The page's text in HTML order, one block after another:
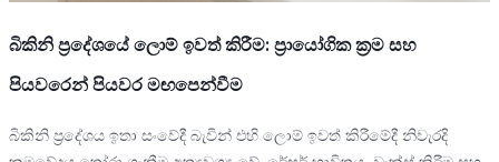
බිකිනි ප්‍රදේශයේ ලොම් ඉවත් කිරීම: ප්‍රායෝගික ක්‍රම සහ
පියවරෙන් පියවර මඟපෙන්වීම
බිකිනි ප්‍රදේශය ඉතා සංවේදී බැවින් එහි ලොම් ඉවත් කිරීමේදී නිවැරදි